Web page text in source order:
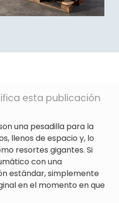
esta publicación
una pesadilla para la
llenos de espacio y, lo
resortes gigantes. Si
con una
estándar, simplemente
en el momento en que